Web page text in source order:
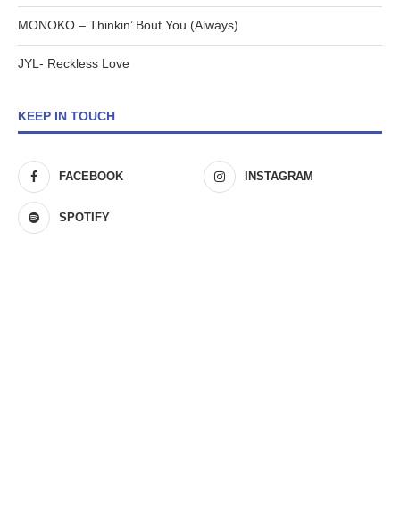
MONOKO – Thinkin’ Bout You (Always)
JYL- Reckless Love
KEEP IN TOUCH
FACEBOOK INSTAGRAM
SPOTIFY